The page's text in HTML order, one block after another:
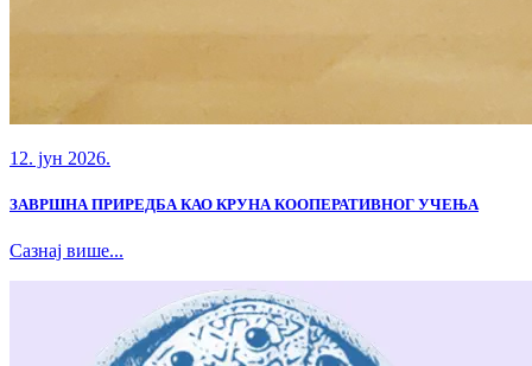
12. јун 2026.
ЗАВРШНА ПРИРЕДБА КАО КРУНА КООПЕРАТИВНОГ УЧЕЊА
Сазнај више...